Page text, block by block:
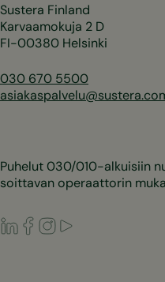
Sustera Finland
Karvaamokuja 2 D
FI-00380 Helsinki
030 670 5500
Puhelut 030/010-alkuisiin
soittavan operaattorin
LinkedIn
Facebook
Instagram